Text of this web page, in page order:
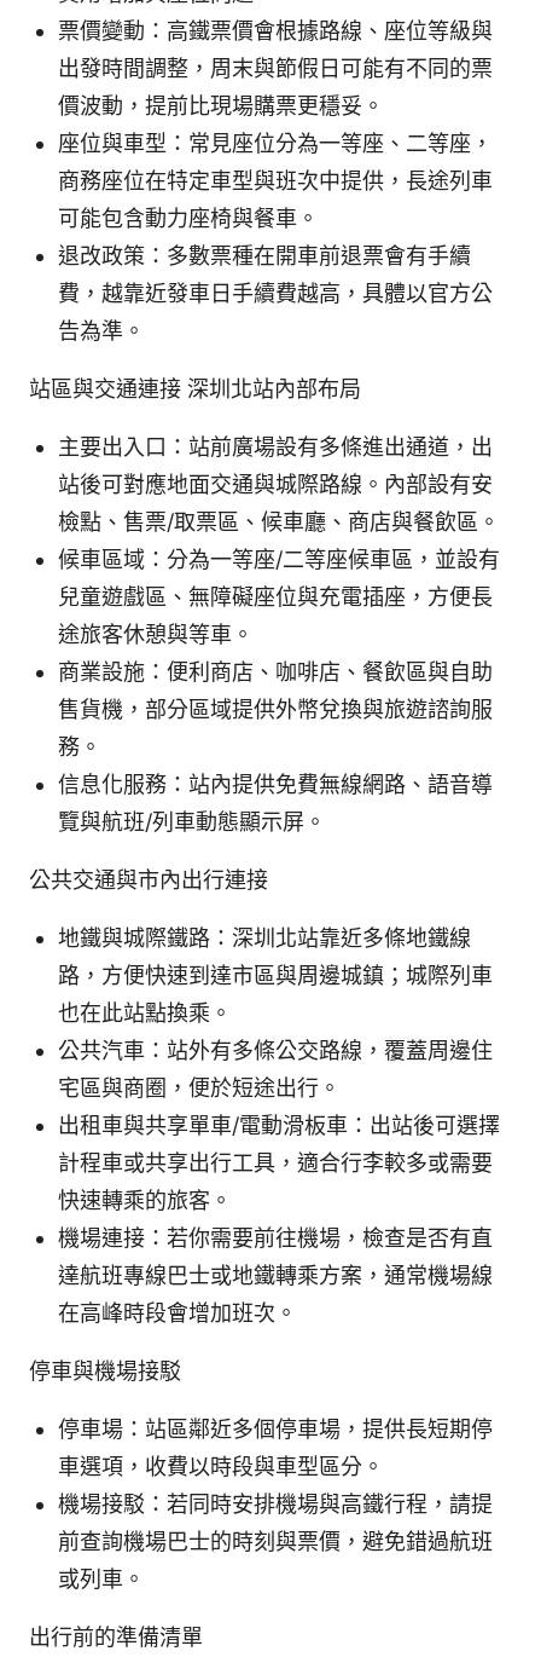
票價變動：高鐵票價會根據路線、座位等級與
出發時間調整，周末與節假日可能有不同的票
價波動，提前比現場購票更穩妥。
座位與車型：常見座位分為一等座、二等座，
商務座位在特定車型與班次中提供，長途列車
可能包含動力座椅與餐車。
退改政策：多數票種在開車前退票會有手續
費，越靠近發車日手續費越高，具體以官方公
告為準。
站區與交通連接 深圳北站內部布局
主要出入口：站前廣場設有多條進出通道，出
站後可對應地面交通與城際路線。內部設有安
檢點、售票/取票區、候車廳、商店與餐飲區。
候車區域：分為一等座/二等座候車區，並設有
兒童遊戲區、無障礙座位與充電插座，方便長
途旅客休憩與等車。
商業設施：便利商店、咖啡店、餐飲區與自助
售貨機，部分區域提供外幣兌換與旅遊諮詢服
務。
信息化服務：站內提供免費無線網路、語音導
覽與航班/列車動態顯示屏。
公共交通與市內出行連接
地鐵與城際鐵路：深圳北站靠近多條地鐵線
路，方便快速到達市區與周邊城鎮；城際列車
也在此站點換乘。
公共汽車：站外有多條公交路線，覆蓋周邊住
宅區與商圈，便於短途出行。
出租車與共享單車/電動滑板車：出站後可選擇
計程車或共享出行工具，適合行李較多或需要
快速轉乘的旅客。
機場連接：若你需要前往機場，檢查是否有直
達航班專線巴士或地鐵轉乘方案，通常機場線
在高峰時段會增加班次。
停車與機場接駁
停車場：站區鄰近多個停車場，提供長短期停
車選項，收費以時段與車型區分。
機場接駁：若同時安排機場與高鐵行程，請提
前查詢機場巴士的時刻與票價，避免錯過航班
或列車。
出行前的準備清單